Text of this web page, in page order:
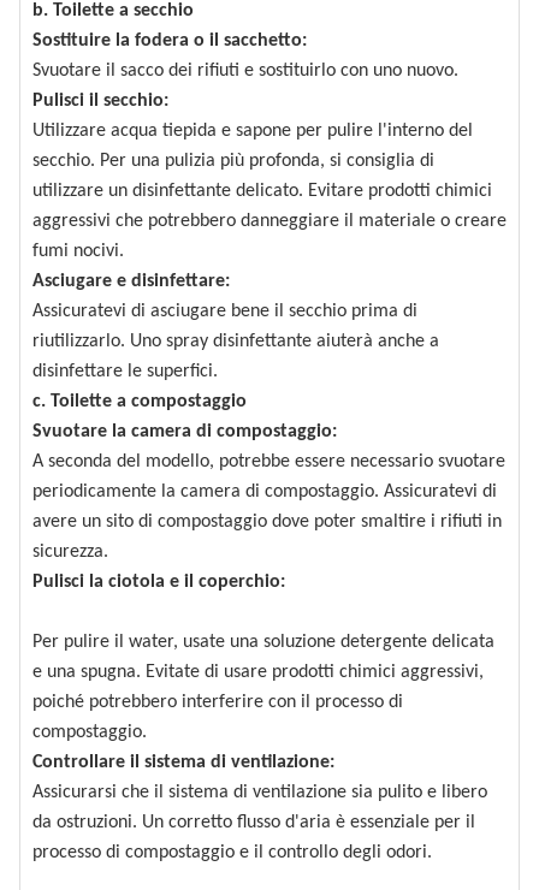
b. Toilette a secchio
Sostituire la fodera o il sacchetto:
Svuotare il sacco dei rifiuti e sostituirlo con uno nuovo.
Pulisci il secchio:
Utilizzare acqua tiepida e sapone per pulire l'interno del
secchio. Per una pulizia più profonda, si consiglia di
utilizzare un disinfettante delicato. Evitare prodotti chimici
aggressivi che potrebbero danneggiare il materiale o creare
fumi nocivi.
Asciugare e disinfettare:
Assicuratevi di asciugare bene il secchio prima di
riutilizzarlo. Uno spray disinfettante aiuterà anche a
disinfettare le superfici.
c. Toilette a compostaggio
Svuotare la camera di compostaggio:
A seconda del modello, potrebbe essere necessario svuotare
periodicamente la camera di compostaggio. Assicuratevi di
avere un sito di compostaggio dove poter smaltire i rifiuti in
sicurezza.
Pulisci la ciotola e il coperchio:
Per pulire il water, usate una soluzione detergente delicata
e una spugna. Evitate di usare prodotti chimici aggressivi,
poiché potrebbero interferire con il processo di
compostaggio.
Controllare il sistema di ventilazione:
Assicurarsi che il sistema di ventilazione sia pulito e libero
da ostruzioni. Un corretto flusso d'aria è essenziale per il
processo di compostaggio e il controllo degli odori.